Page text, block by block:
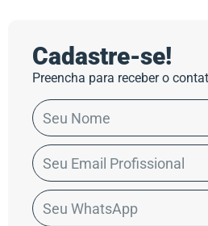
Cadastre-se!
Preencha para receber o